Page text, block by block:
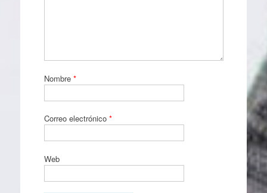
Nombre *
Correo electrónico *
Web